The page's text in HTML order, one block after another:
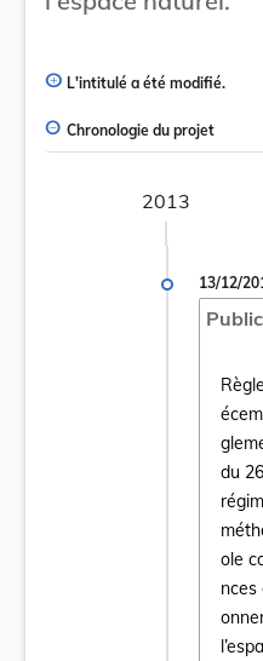
L'intitulé a été modifié.
Chronologie du projet
2013
13/12/
du
ole
nces